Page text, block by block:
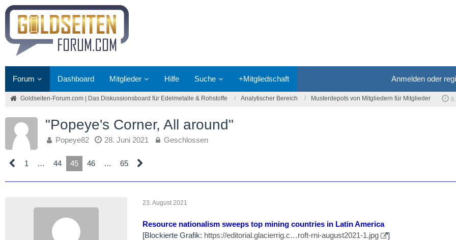
Forum Dashboard Mitglieder Hilfe Suche +Mitgliedschaft Anmelden oder
Goldseiten-Forum.com | Das Diskussionsboard für Edelmetalle & Rohstoffe Analytischer Bereich Musterdepots von Mitgliedern für Mitglieder
"Popeye's Corner, All around"
Popeye82 28. Juni 2021 Geschlossen
1 … 44 45 46 … 65
23. August 2021
Resource nationalism sweeps top mining countries in Latin America
[Blockierte Grafik: https://editorial.glacierrig.c…roft-rni-august2021-1.jpg
]